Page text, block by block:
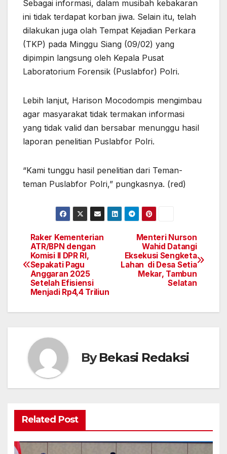
Sebagai informasi, dalam musibah kebakaran
ini tidak terdapat korban jiwa. Selain itu, telah
dilakukan juga olah Tempat Kejadian Perkara
(TKP) pada Minggu Siang (09/02) yang
dipimpin langsung oleh Kepala Pusat
Laboratorium Forensik (Puslabfor) Polri.
Lebih lanjut, Harison Mocodompis mengimbau
agar masyarakat tidak termakan informasi
yang tidak valid dan bersabar menunggu hasil
laporan penelitian Puslabfor Polri.
“Kami tunggu hasil penelitian dari Teman-
teman Puslabfor Polri,” pungkasnya. (red)
Navigasi
pos
Menteri Nurson
Wahid Datangi
Eksekusi Sengketa
Lahan di Desa Setia
Mekar, Tambun
Selatan
Raker Kementerian
ATR/BPN dengan
Komisi II DPR RI,
Sepakati Pagu
Anggaran 2025
Setelah Efisiensi
Menjadi Rp4,4 Triliun
ByBekasi Redaksi
Related Post